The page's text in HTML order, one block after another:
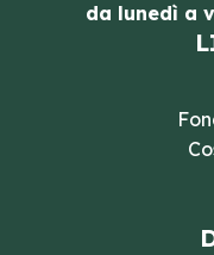
da lunedì a